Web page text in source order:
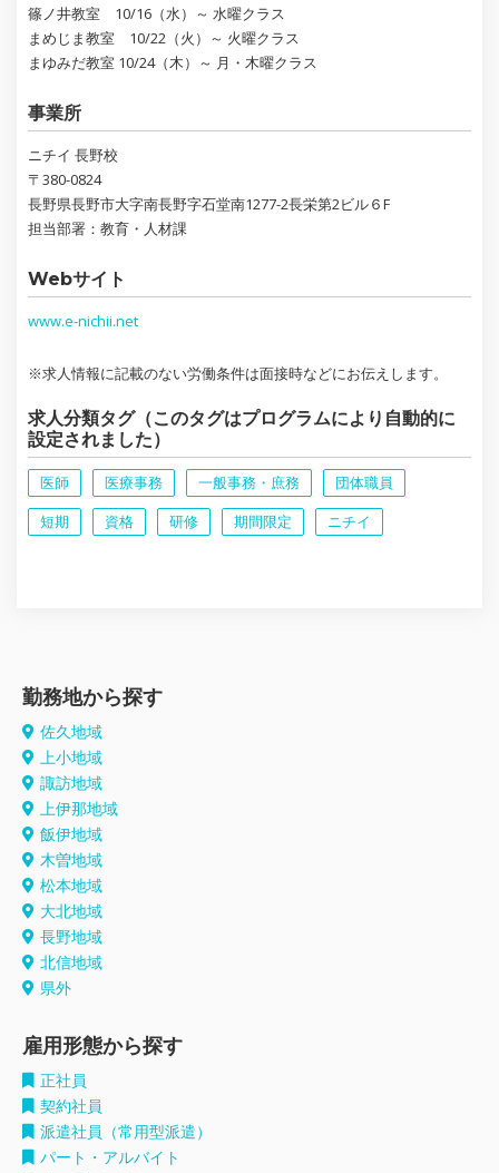
篠ノ井教室 10/16（水）～ 水曜クラス
まめじま教室 10/22（火）～ 火曜クラス
まゆみだ教室 10/24（木）～ 月・木曜クラス
事業所
ニチイ 長野校
〒380-0824
長野県長野市大字南長野字石堂南1277-2長栄第2ビル６F
担当部署：教育・人材課
Webサイト
www.e-nichii.net
※求人情報に記載のない労働条件は面接時などにお伝えします。
求人分類タグ（このタグはプログラムにより自動的に
設定されました）
医師 医療事務 一般事務・庶務 団体職員
短期 資格 研修 期間限定 ニチイ
勤務地から探す
佐久地域
上小地域
諏訪地域
上伊那地域
飯伊地域
木曽地域
松本地域
大北地域
長野地域
北信地域
県外
雇用形態から探す
正社員
契約社員
派遣社員（常用型派遣）
パート・アルバイト